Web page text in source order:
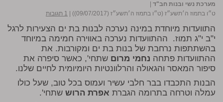
מערכת נשי ובנות חב"ד
ט״ו בתמוז ה׳תשע״ז (ט״ו בתמוז ה׳תשע״ז (09/07/2017))
1 תגובות
התוועדות מיוחדת במינה נערכה לבנות בת ים הצעירות לרגל
י"ב י"ג תמוז. ההתוועדות נערכה באווירה חמימה במיוחד
בהשתתפות נרחבת של בנות בת ים ומקורבות. את
ההתוועדות פתחה נחמי מרום שתחי', כאשר סיפרה את
סיפור המאסר והגאולה והרלוונטיות היומיומית לחיים שלנו.
הבנות התכבדו בבר חלבי עשיר ועמוס בכל טוב, שעל כולו
עמלה וטרחה בתרומה הגברת אפרת הרוש שתחי'.